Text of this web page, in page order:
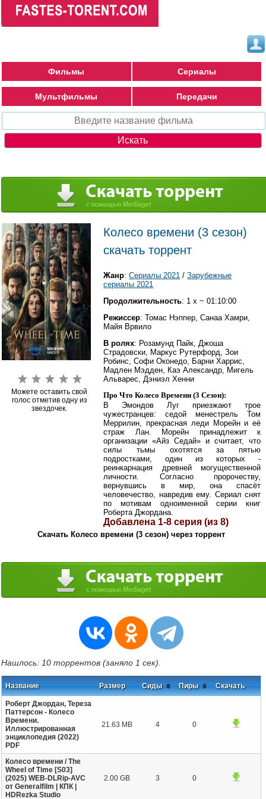
Фильмы Сериалы
Мультфильмы Передачи
Можете оставить свой
голос отметив одну из
звездочек.
Колесо времени (3 сезон)
скачать торрент
Жанр:Сериалы 2021 /Зарубежные
сериалы 2021
Продолжительность: 1 x ~ 01:10:00
Режиссер: Томас Нэппер, Санаа Хамри,
Майя Врвило
В ролях: Розамунд Пайк, Джоша
Страдовски, Маркус Рутерфорд, Зои
Робинс, Софи Оконедо, Барни Харрис,
Мадлен Мэдден, Каэ Александр, Мигель
Альварес, Дэниэл Хенни
Про Что Колесо Времени (3 Сезон):
В Эмондов Луг приезжают трое
чужестранцев: седой менестрель Том
Меррилин, прекрасная леди Морейн и её
страж Лан. Морейн принадлежит к
организации «Айз Седай» и считает, что
силы тьмы охотятся за пятью
подростками, один из которых -
реинкарнация древней могущественной
личности. Согласно пророчеству,
вернувшись в мир, она спасёт
человечество, навредив ему. Сериал снят
по мотивам одноименной серии книг
Роберта Джордана.
Добавлена 1-8 серия (из 8)
Скачать Колесо времени (3 сезон) через торрент
Нашлось: 10 торрентов (заняло 1 сек).
Название Размер Сиды Пиры Скачать
Роберт Джордан, Тереза
Паттерсон - Колесо
Времени.
Иллюстрированная
энциклопедия (2022)
PDF
21.63 MB 4 0
Колесо времени / The
Wheel of Time [S03]
(2025) WEB-DLRip-AVC
от Generalfilm | КПК |
HDRezka Studio
2.00 GB 3 0